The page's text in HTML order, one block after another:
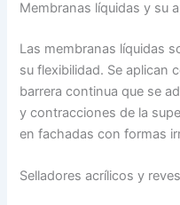
Membranas líquidas y su
Las membranas líquidas
su flexibilidad. Se aplican
barrera continua que se
y contracciones de la
en fachadas con formas
Selladores acrílicos y